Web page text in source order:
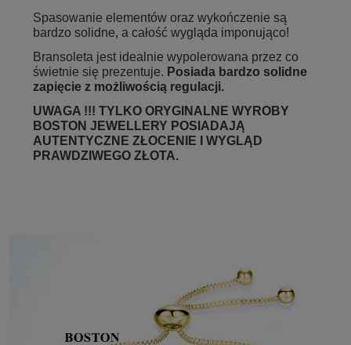
Spasowanie elementów oraz wykończenie są
bardzo solidne, a całość wygląda imponująco!
Bransoleta jest idealnie wypolerowana przez co
świetnie się prezentuje. Posiada bardzo solidne
zapięcie z możliwością regulacji.
UWAGA !!! TYLKO ORYGINALNE WYROBY
BOSTON JEWELLERY POSIADAJĄ
AUTENTYCZNE ZŁOCENIE I WYGLĄD
PRAWDZIWEGO ZŁOTA.